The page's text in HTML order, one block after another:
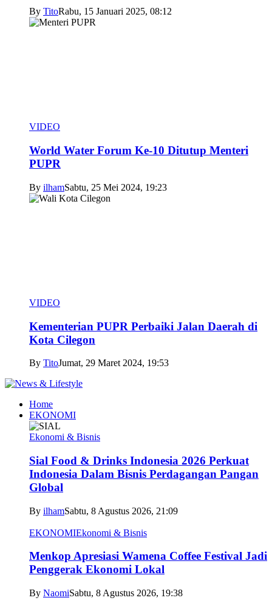
By TitoRabu, 15 Januari 2025, 08:12
VIDEO
World Water Forum Ke-10 Ditutup Menteri
PUPR
By ilhamSabtu, 25 Mei 2024, 19:23
VIDEO
Kementerian PUPR Perbaiki Jalan Daerah di
Kota Cilegon
By TitoJumat, 29 Maret 2024, 19:53
Home
EKONOMI
Ekonomi & Bisnis
Sial Food & Drinks Indonesia 2026 Perkuat
Indonesia Dalam Bisnis Perdagangan Pangan
Global
By ilhamSabtu, 8 Agustus 2026, 21:09
EKONOMIEkonomi & Bisnis
Menkop Apresiasi Wamena Coffee Festival Jadi
Penggerak Ekonomi Lokal
By NaomiSabtu, 8 Agustus 2026, 19:38